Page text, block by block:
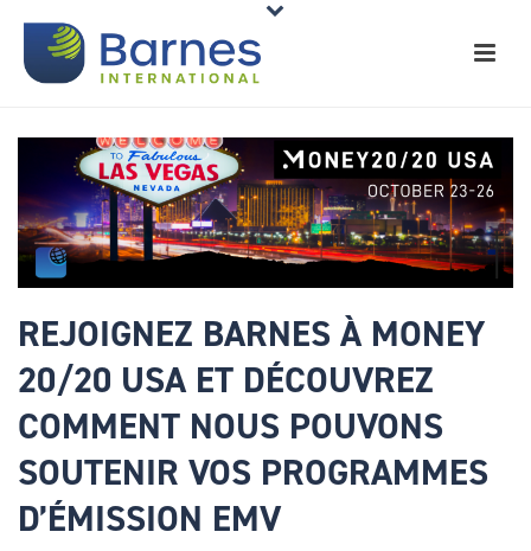
REJOIGNEZ BARNES À MONEY
20/20 USA ET DÉCOUVREZ
COMMENT NOUS POUVONS
SOUTENIR VOS PROGRAMMES
D’ÉMISSION EMV